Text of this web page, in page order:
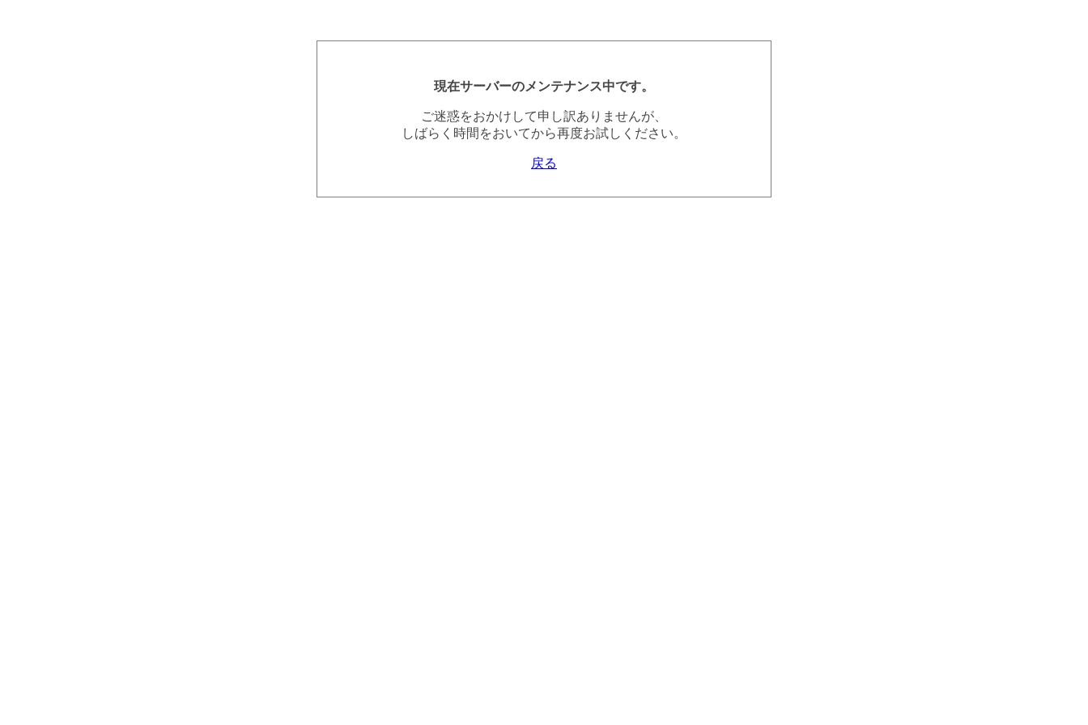
現在サーバーのメンテナンス中です。
ご迷惑をおかけして申し訳ありませんが、
しばらく時間をおいてから再度お試しください。
戻る